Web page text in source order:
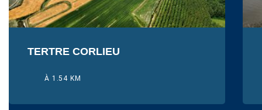
TERTRE CORLIEU
À 1.54 KM